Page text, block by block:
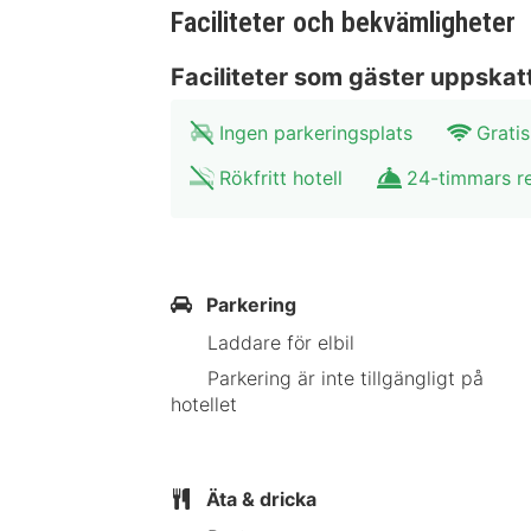
gång per vistelse.
Avstånd avrundas till närmsta
och Country Club - 21 km
Stenar - 27,3 km Ystads Teater -
med golfbana ligger 48 km från
På landet
Faciliteter och bekvämligheter
Faciliteter som gäster
Ingen parkeringsplats
Rökfritt hotell
24-timmars
Parkering
Laddare för elbil
hotellet
Äta & dricka